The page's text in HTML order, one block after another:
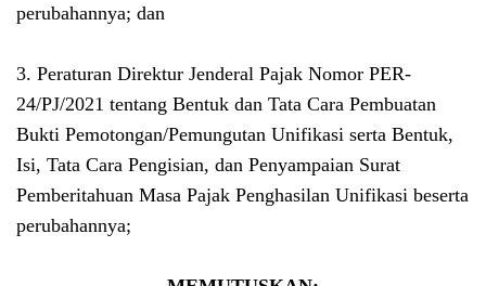
perubahannya; dan
3. Peraturan Direktur Jenderal Pajak Nomor PER-
24/PJ/2021 tentang Bentuk dan Tata Cara Pembuatan
Bukti Pemotongan/Pemungutan Unifikasi serta Bentuk,
Isi, Tata Cara Pengisian, dan Penyampaian Surat
Pemberitahuan Masa Pajak Penghasilan Unifikasi beserta
perubahannya;